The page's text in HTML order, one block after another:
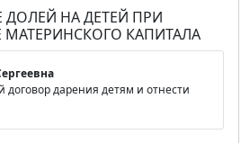
НА ДЕТЕЙ ПРИ
КАПИТАЛА
договор дарения детям и отнести